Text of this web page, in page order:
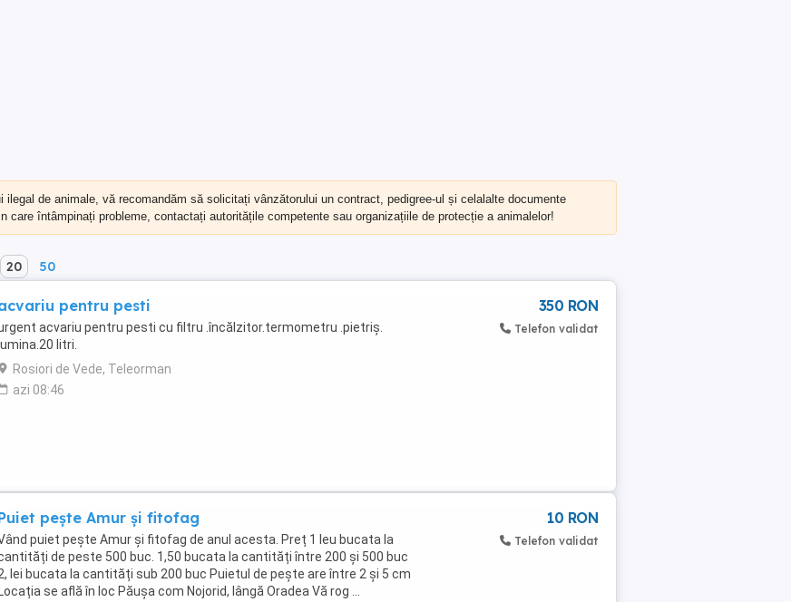
ilegal de animale, vă recomandăm să solicitați vânzătorului un contract, pedigree-ul și celalalte documente
care întâmpinați probleme, contactați autoritățile competente sau organizațiile de protecție a animalelor!
20 50
pentru pesti
acvariu pentru pesti cu filtru .încălzitor.termometru .pietriș.
lumina.20 litri.
Rosiori de Vede, Teleorman
azi 08:46
350 RON
Telefon validat
pește Amur și fitofag
puiet pește Amur și fitofag de anul acesta. Preț 1 leu bucata la
de peste 500 buc. 1,50 bucata la cantități între 200 și 500 buc
lei bucata la cantități sub 200 buc Puietul de pește are între 2 și 5 cm
Locația se află în loc Păușa com Nojorid, lângă Oradea Vă rog ...
10 RON
Telefon validat